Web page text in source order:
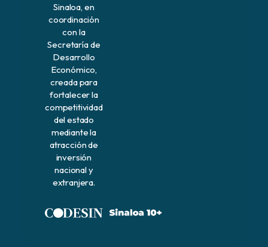
Sinaloa, en
coordinación
con la
Secretaría de
Desarrollo
Económico,
creada para
fortalecer la
competitividad
del estado
mediante la
atracción de
inversión
nacional y
extranjera.